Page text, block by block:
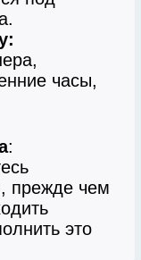
часы,
:
прежде чем
это